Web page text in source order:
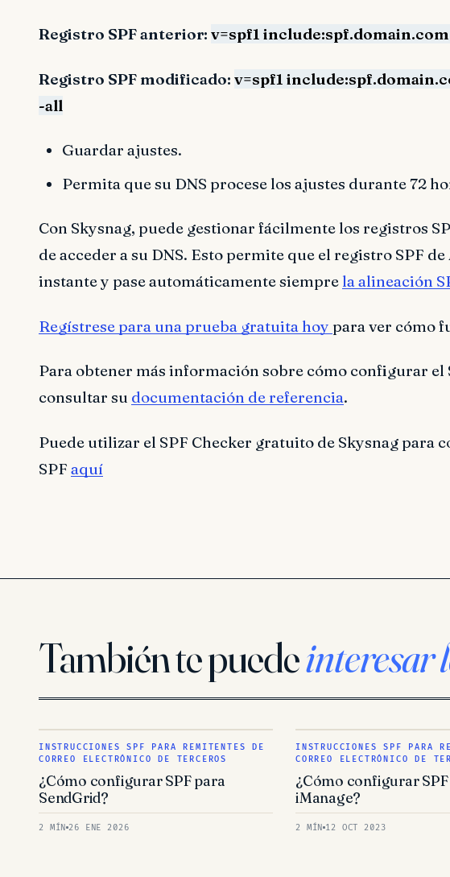
Registro SPF anterior: v=spf1
Registro SPF modificado: v=spf1
-all
Guardar ajustes.
Permita que su DNS procese los ajustes durante 72
Con Skysnag, puede gestionar fácilmente los registros
de acceder a su DNS. Esto permite que el registro SPF
instante y pase automáticamente siempre la alineación
Regístrese para una prueba gratuita hoy para ver cómo
Para obtener más información sobre cómo configurar el
consultar su documentación de referencia.
Puede utilizar el SPF Checker gratuito de Skysnag para
SPF aquí
También te puedeinteresar
INSTRUCCIONES SPF PARA REMITENTES DE
CORREO ELECTRÓNICO DE TERCEROS
¿Cómo configurar SPF para
SendGrid?
2 MÍN 26 ENE 2026
INSTRUCCIONES SPF PARA
CORREO ELECTRÓNICO DE
¿Cómo configurar
iManage?
2 MÍN 12 OCT 2023